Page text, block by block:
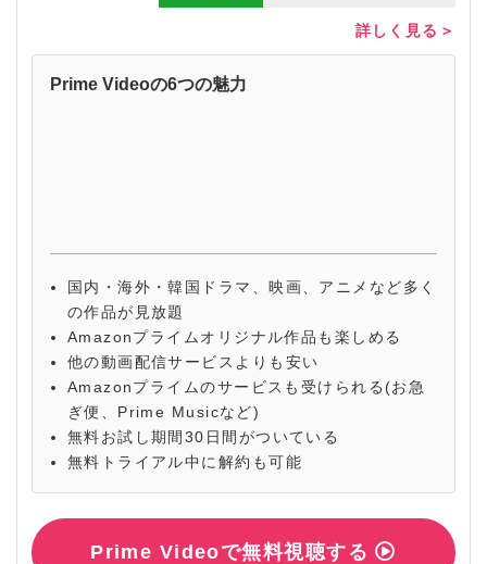
詳しく見る＞
Prime Videoの6つの魅力
国内・海外・韓国ドラマ、映画、アニメなど多く
の作品が見放題
Amazonプライムオリジナル作品も楽しめる
他の動画配信サービスよりも安い
Amazonプライムのサービスも受けられる(お急
ぎ便、Prime Musicなど)
無料お試し期間30日間がついている
無料トライアル中に解約も可能
Prime Videoで無料視聴する